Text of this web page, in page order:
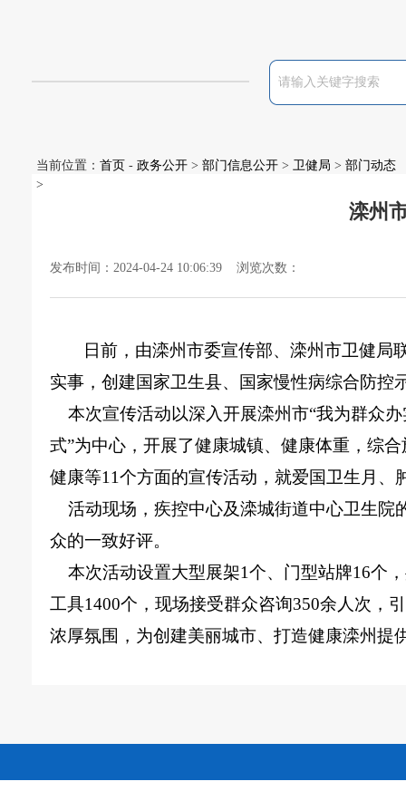
当前位置： 首页 - 政务公开 > 部门信息公开 > 卫健局 > 部门动态
>
滦州
发布时间：2024-04-24 10:06:39 浏览次数：
日前，由滦州市委宣传部、滦州市卫健
实事，创建国家卫生县、国家慢性病综合防控
本次宣传活动以深入开展滦州市“我为群众
式”为中心，开展了健康城镇、健康体重，综
健康等11个方面的宣传活动，就爱国卫生月
活动现场，疾控中心及滦城街道中心卫生
众的一致好评。
本次活动设置大型展架1个、门型站牌16个
工具1400个，现场接受群众咨询350余人次，
浓厚氛围，为创建美丽城市、打造健康滦州提